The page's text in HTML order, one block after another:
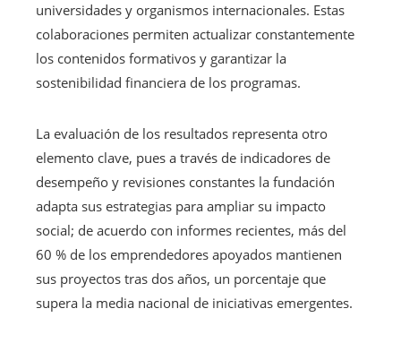
universidades y organismos internacionales. Estas
colaboraciones permiten actualizar constantemente
los contenidos formativos y garantizar la
sostenibilidad financiera de los programas.
La evaluación de los resultados representa otro
elemento clave, pues a través de indicadores de
desempeño y revisiones constantes la fundación
adapta sus estrategias para ampliar su impacto
social; de acuerdo con informes recientes, más del
60 % de los emprendedores apoyados mantienen
sus proyectos tras dos años, un porcentaje que
supera la media nacional de iniciativas emergentes.